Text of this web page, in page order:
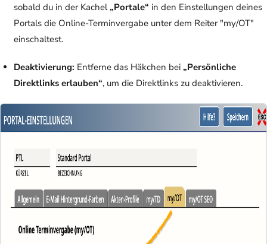
sobald du in der Kachel„Portale“ in den Einstellungen deines
Portals die Online-Terminvergabe unter dem Reiter "my/OT"
einschaltest.
Deaktivierung: Entferne das Häkchen bei „Persönliche
Direktlinks erlauben“, um die Direktlinks zu deaktivieren.